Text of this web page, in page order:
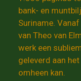
bank- en
Suriname.
van Theo van
werk een
geleverd aan
omheen kan.